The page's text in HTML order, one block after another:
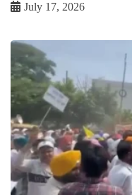
July 17, 2026